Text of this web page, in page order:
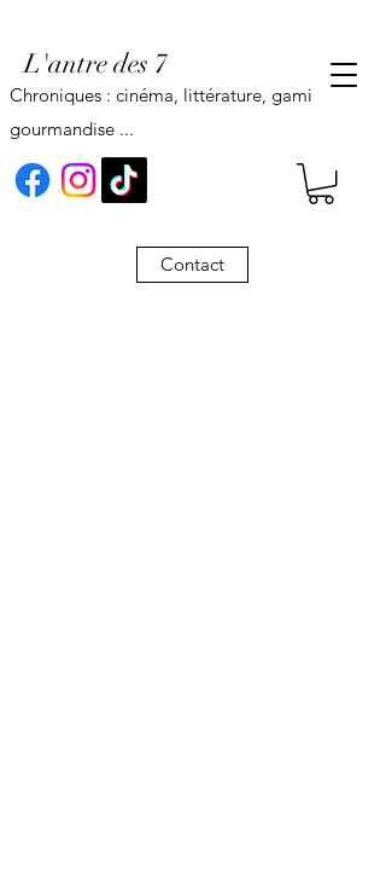
L'antre des 7
Contact
Chroniques : cinéma, littérature, gaming,
gourmandise ...